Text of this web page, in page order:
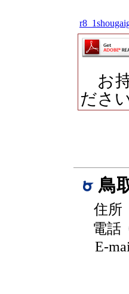
お
ださい
鳥
住所
電話
E-